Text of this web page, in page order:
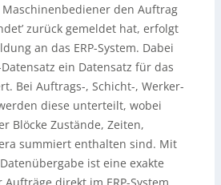
den Auftrag
zurück gemeldet hat, erfolgt
an das ERP-System. Dabei
ein Datensatz für das
Bei Auftrags-, Schicht-, Werker-
diese unterteilt, wobei
Blöcke Zustände, Zeiten,
summiert enthalten sind. Mit
ist eine exakte